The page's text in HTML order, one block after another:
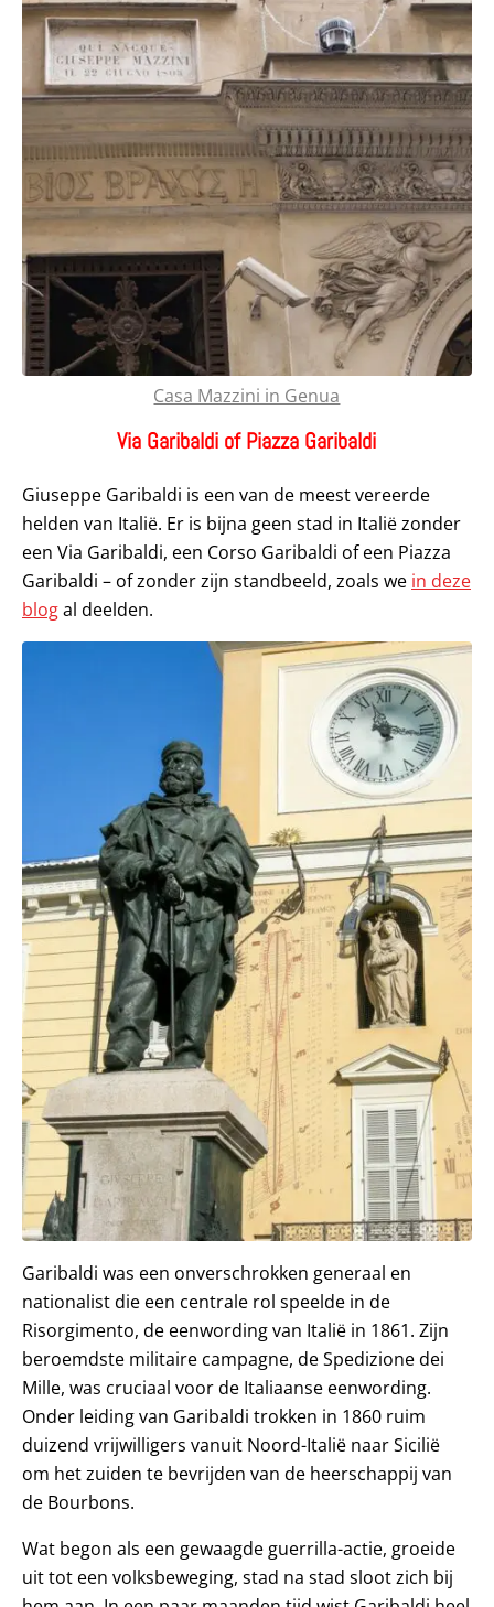
Casa Mazzini in Genua
Via Garibaldi of Piazza Garibaldi
Giuseppe Garibaldi is een van de meest vereerde
helden van Italië. Er is bijna geen stad in Italië zonder
een Via Garibaldi, een Corso Garibaldi of een Piazza
Garibaldi – of zonder zijn standbeeld, zoals we in deze
blogal deelden.
Garibaldi was een onverschrokken generaal en
nationalist die een centrale rol speelde in de
Risorgimento, de eenwording van Italië in 1861. Zijn
beroemdste militaire campagne, de Spedizione dei
Mille, was cruciaal voor de Italiaanse eenwording.
Onder leiding van Garibaldi trokken in 1860 ruim
duizend vrijwilligers vanuit Noord-Italië naar Sicilië
om het zuiden te bevrijden van de heerschappij van
de Bourbons.
Wat begon als een gewaagde guerrilla-actie, groeide
uit tot een volksbeweging, stad na stad sloot zich bij